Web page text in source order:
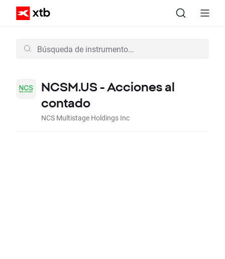
NCSM.US - Acciones al
contado
NCS Multistage Holdings Inc